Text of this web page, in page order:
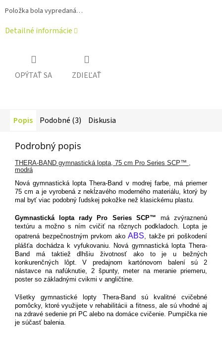
Položka bola vypredaná…
Detailné informácie
OPÝTAŤ SA ZDIEĽAŤ
Popis Podobné (3) Diskusia
Podrobný popis
THERA-BAND gymnastická lopta, 75 cm Pro Series SCP™ ,
modrá
Nová gymnastická lopta Thera-Band v modrej farbe, má priemer
75 cm a je vyrobená z nekĺzavého moderného materiálu, ktorý by
mal byť viac podobný ľudskej pokožke než klasickému plastu.
Gymnastická lopta rady Pro Series SCP™ má zvýraznenú
textúru a možno s ním cvičiť na rôznych podkladoch. Lopta je
opatrená bezpečnostným prvkom akoABS , takže pri poškodení
plášťa dochádza k vyfukovaniu. Nová gymnastická lopta Thera-
Band má taktiež dlhšiu životnosť ako to je u bežných
konkurenčných lôpt. V predajnom kartónovom balení sú 2
nástavce na nafúknutie, 2 špunty, meter na meranie priemeru,
poster so základnými cvikmi v angličtine.
Všetky gymnastické lopty Thera-Band sú kvalitné cvičebné
pomôcky, ktoré využijete v rehabilitácii a fitness, ale sú vhodné aj
na zdravé sedenie pri PC alebo na domáce cvičenie. Pumpička nie
je súčasť balenia.